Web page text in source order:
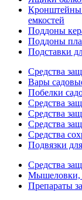
Кронштейны
емкостей
Поддоны
Поддоны
Подставки
Средства
Вары
Побелки
Средства
Средства
Средства
Средства
Подвязки
Средства
Мышеловки,
Препараты